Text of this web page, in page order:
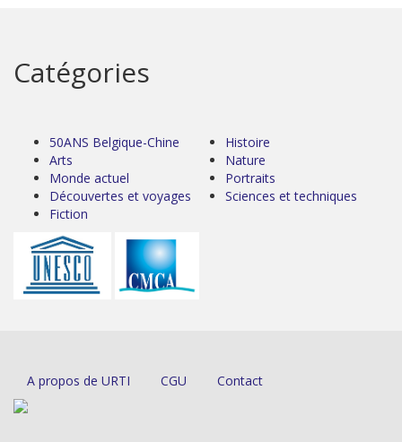
Catégories
50ANS Belgique-Chine
Arts
Monde actuel
Découvertes et voyages
Fiction
Histoire
Nature
Portraits
Sciences et techniques
A propos de URTI CGU Contact